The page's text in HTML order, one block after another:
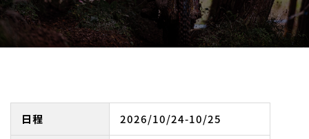
日程 2026/10/24-10/25